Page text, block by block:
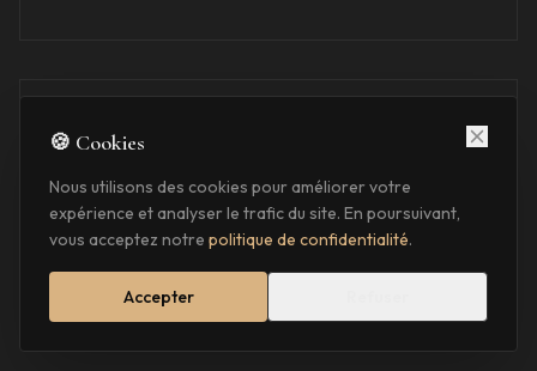
Proximité
Basés à Veauche, nous intervenons rapidement à Lyon
et assurons un suivi de proximité sur chaque projet.
🍪 Cookies
Nous utilisons des cookies pour améliorer votre
expérience et analyser le trafic du site. En poursuivant,
vous acceptez notre politique de confidentialité.
Accepter